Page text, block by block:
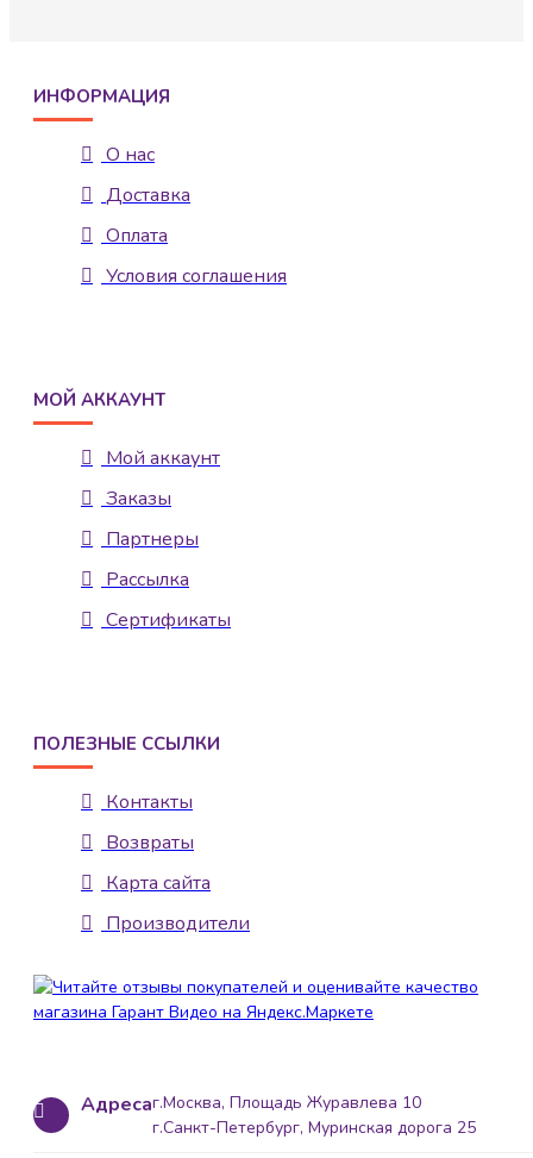
ИНФОРМАЦИЯ
О нас
Доставка
Оплата
Условия соглашения
МОЙ АККАУНТ
Мой аккаунт
Заказы
Партнеры
Рассылка
Сертификаты
ПОЛЕЗНЫЕ ССЫЛКИ
Контакты
Возвраты
Карта сайта
Производители
Адресаг.Москва, Площадь Журавлева 10
г.Санкт-Петербург, Муринская дорога 25